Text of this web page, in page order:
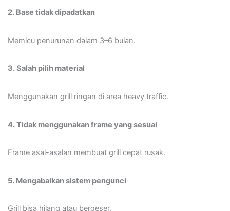
2. Base tidak dipadatkan
Memicu penurunan dalam 3–6 bulan.
3. Salah pilih material
Menggunakan grill ringan di area heavy traffic.
4. Tidak menggunakan frame yang sesuai
Frame asal-asalan membuat grill cepat rusak.
5. Mengabaikan sistem pengunci
Grill bisa hilang atau bergeser.